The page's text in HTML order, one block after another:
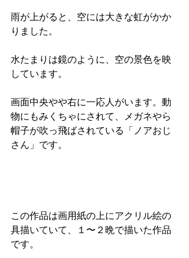
雨が上がると、空には大きな虹がかか
りました。
水たまりは鏡のように、空の景色を映
しています。
画面中央やや右に一応人がいます。動
物にもみくちゃにされて、メガネやら
帽子が吹っ飛ばされている「ノアおじ
さん」です。
この作品は画用紙の上にアクリル絵の
具描いていて、１〜２晩で描いた作品
です。